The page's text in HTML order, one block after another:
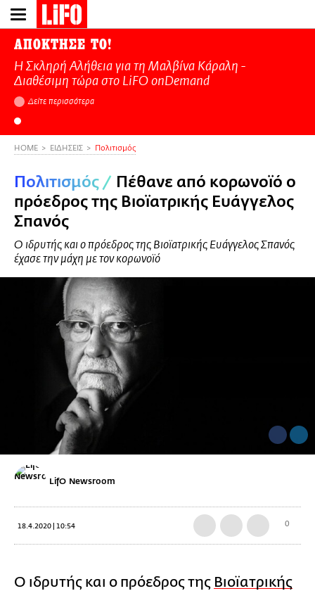
Παράκαμψη
προς
κυρίως
περιεχόμενο
ΑΠΟΚΤΗΣΕ ΤΟ!
Η Σκληρή Αλήθεια για τη Μαλβίνα Κάραλη -
Διαθέσιμη τώρα στo LiFO onDemand
Δείτε περισσότερα
HOME ΕΙΔΗΣΕΙΣ Πολιτισμός
Πολιτισμός / Πέθανε από κορωνοϊό ο
πρόεδρος της Βιοϊατρικής Ευάγγελος
Σπανός
Ο ιδρυτής και ο πρόεδρος της Βιοϊατρικής Ευάγγελος Σπανός
έχασε την μάχη με τον κορωνοϊό
LifO Newsroom
18.4.2020 | 10:54 0
Ο ιδρυτής και ο πρόεδρος της Βιοϊατρικής